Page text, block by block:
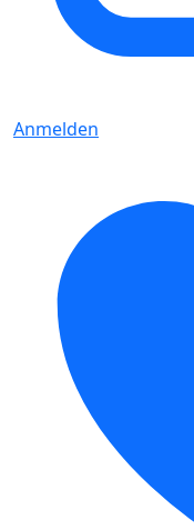
Anmelden